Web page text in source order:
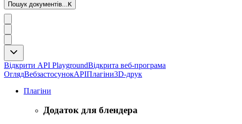
Пошук документів...K
Відкрити API PlaygroundВідкрита веб-програма
ОглядВебзастосунокAPIПлагіни3D-друк
Плагіни
Додаток для блендера